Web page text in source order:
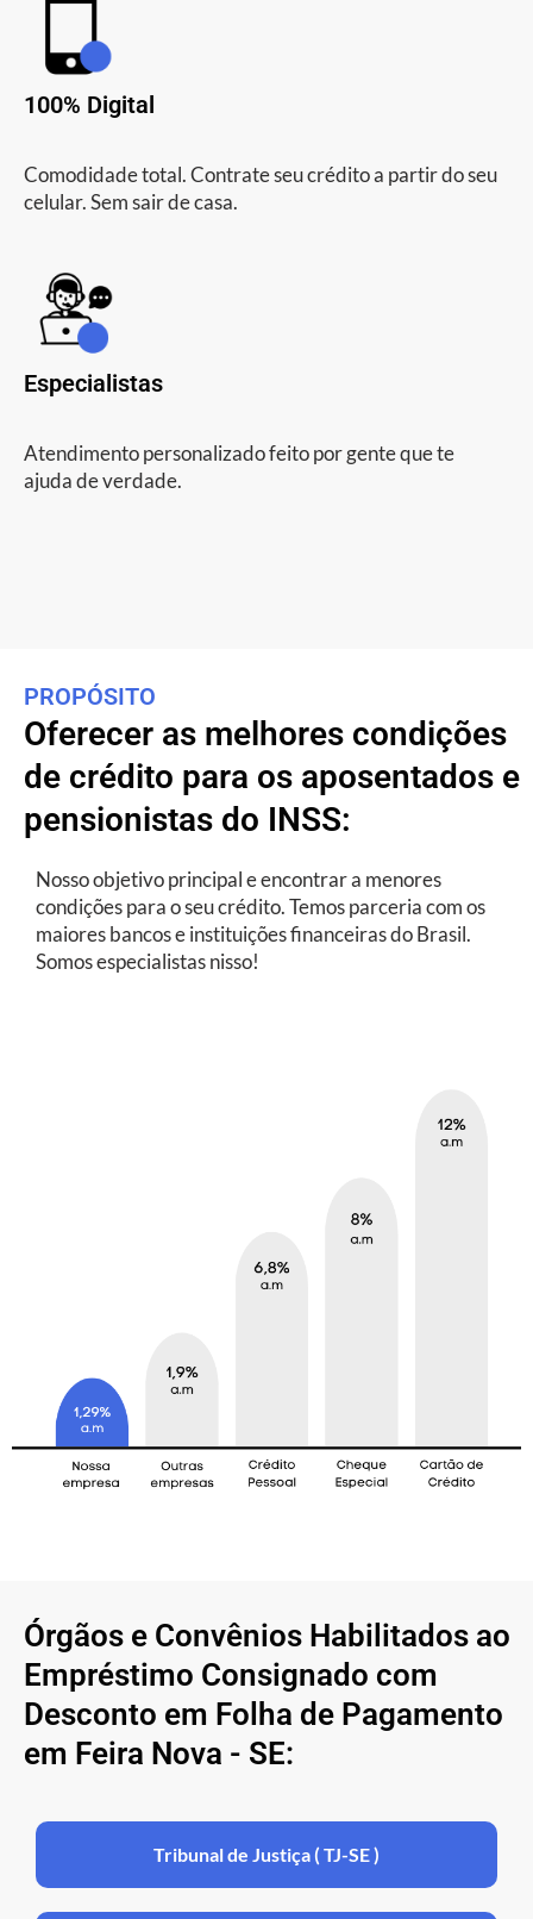
100% Digital
Comodidade total. Contrate seu crédito a partir do seu
celular. Sem sair de casa.
Especialistas
Atendimento personalizado feito por gente que te
ajuda de verdade.
PROPÓSITO
Oferecer as melhores condições
de crédito para os aposentados e
pensionistas do INSS:
Nosso objetivo principal e encontrar a menores
condições para o seu crédito. Temos parceria com os
maiores bancos e instituições financeiras do Brasil.
Somos especialistas nisso!
Órgãos e Convênios Habilitados ao
Empréstimo Consignado com
Desconto em Folha de Pagamento
em Feira Nova - SE:
Tribunal de Justiça ( TJ-SE )